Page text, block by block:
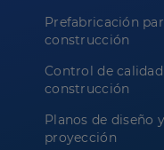
Prefabricación
construcción
Control de
construcción
Planos de diseño y
proyección